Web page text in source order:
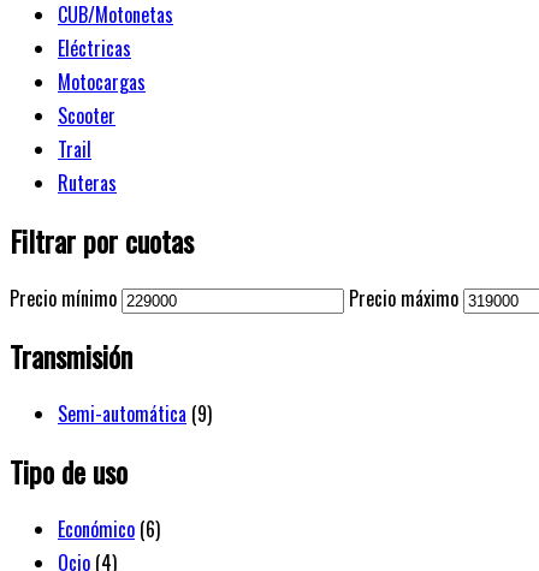
CUB/Motonetas
Eléctricas
Motocargas
Scooter
Trail
Ruteras
Filtrar por cuotas
Precio mínimo Precio máximo
Transmisión
Semi-automática (9)
Tipo de uso
Económico (6)
Ocio (4)